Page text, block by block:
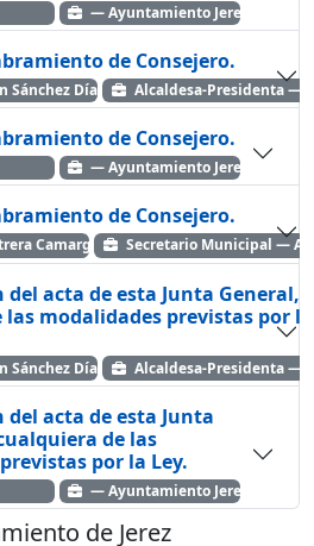
— Ayuntamiento Jerez de la
de Consejero.
Sánchez Díaz - PSOE 2019-2023
Alcaldesa-Presidenta —
de Consejero.
— Ayuntamiento Jerez de la
de Consejero.
Camargo - Secretario Municipal —
del acta de esta Junta General,
modalidades previstas por la
Sánchez Díaz - PSOE 2019-2023
Alcaldesa-Presidenta —
del acta de esta Junta
de las
por la Ley.
— Ayuntamiento Jerez de la
de Jerez